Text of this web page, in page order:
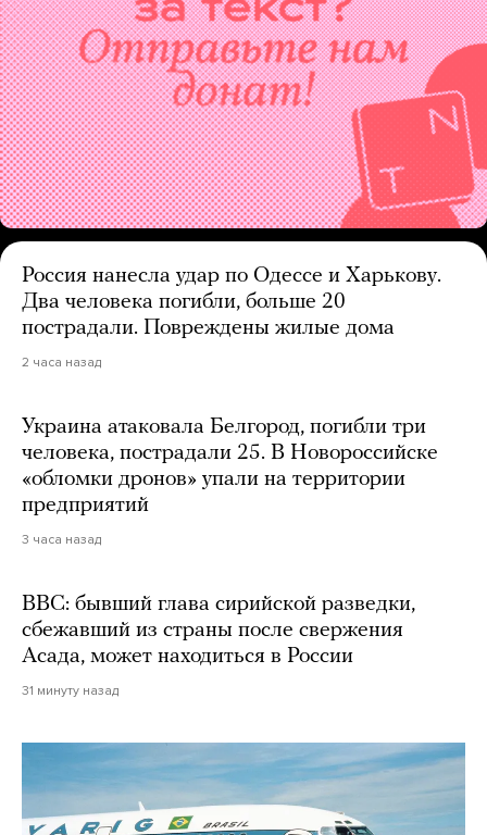
Россия нанесла удар по Одессе и Харькову.
Два человека погибли, больше 20
пострадали. Повреждены жилые дома
2 часа назад
Украина атаковала Белгород, погибли три
человека, пострадали 25. В Новороссийске
«обломки дронов» упали на территории
предприятий
3 часа назад
BBC: бывший глава сирийской разведки,
сбежавший из страны после свержения
Асада, может находиться в России
31 минуту назад